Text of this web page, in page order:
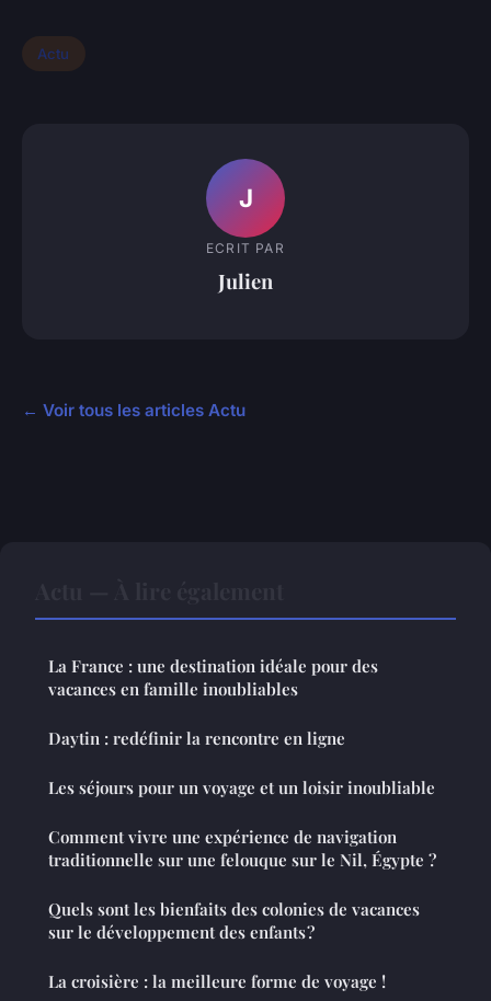
Actu
J
ECRIT PAR
Julien
← Voir tous les articles Actu
La France : une destination idéale pour des
vacances en famille inoubliables
Daytin : redéfinir la rencontre en ligne
Les séjours pour un voyage et un loisir inoubliable
Comment vivre une expérience de navigation
traditionnelle sur une felouque sur le Nil, Égypte ?
Quels sont les bienfaits des colonies de vacances
sur le développement des enfants ?
La croisière : la meilleure forme de voyage !